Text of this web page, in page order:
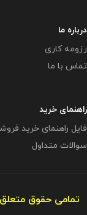
درباره ما
رزومه کاری
تماس با ما
راهنمای خرید
فایل راهنمای خرید
سوالات متداول
تمامی حقوق